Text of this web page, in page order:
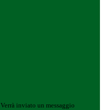
Verrà inviato un messaggio